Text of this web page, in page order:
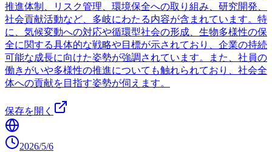
推進体制、リスク管理、環境保全への取り組み、研究開発、
社会貢献活動など、多岐にわたる内容が含まれています。特
に、気候変動への対応や循環型社会の形成、生物多様性の保
全に関する具体的な戦略や目標が示されており、企業の持続
可能な成長に向けた姿勢が強調されています。また、社員の
働きがいや多様性の推進についても触れられており、社会全
体への貢献を目指す姿勢が伺えます。
保存を開く
2026/5/6